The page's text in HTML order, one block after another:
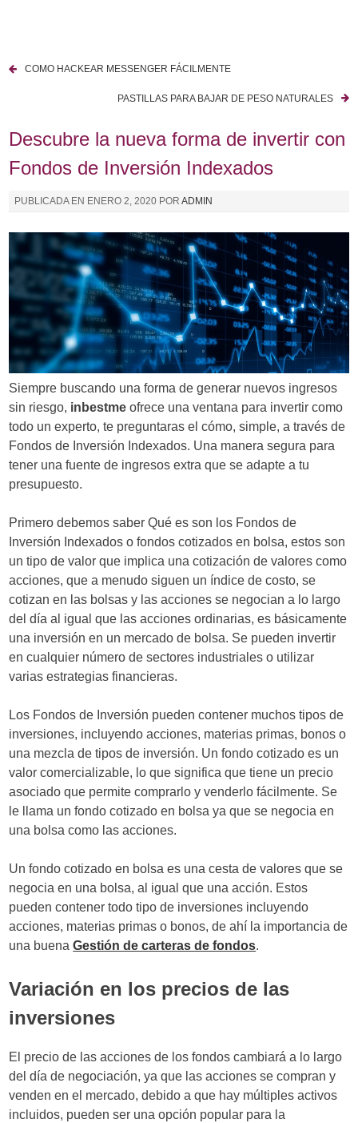
v
e
g
a
c
i
ó
n
d
e
e
n
t
r
a
d
a
s
COMO HACKEAR MESSENGER FÁCILMENTE
PASTILLAS PARA BAJAR DE PESO NATURALES
Descubre la nueva forma de invertir con
Fondos de Inversión Indexados
PUBLICADA EN ENERO 2, 2020 PORADMIN
Siempre buscando una forma de generar nuevos ingresos
sin riesgo, inbestme ofrece una ventana para invertir como
todo un experto, te preguntaras el cómo, simple, a través de
Fondos de Inversión Indexados. Una manera segura para
tener una fuente de ingresos extra que se adapte a tu
presupuesto.
Primero debemos saber Qué es son los Fondos de
Inversión Indexados o fondos cotizados en bolsa, estos son
un tipo de valor que implica una cotización de valores como
acciones, que a menudo siguen un índice de costo, se
cotizan en las bolsas y las acciones se negocian a lo largo
del día al igual que las acciones ordinarias, es básicamente
una inversión en un mercado de bolsa. Se pueden invertir
en cualquier número de sectores industriales o utilizar
varias estrategias financieras.
Los Fondos de Inversión pueden contener muchos tipos de
inversiones, incluyendo acciones, materias primas, bonos o
una mezcla de tipos de inversión. Un fondo cotizado es un
valor comercializable, lo que significa que tiene un precio
asociado que permite comprarlo y venderlo fácilmente. Se
le llama un fondo cotizado en bolsa ya que se negocia en
una bolsa como las acciones.
Un fondo cotizado en bolsa es una cesta de valores que se
negocia en una bolsa, al igual que una acción. Estos
pueden contener todo tipo de inversiones incluyendo
acciones, materias primas o bonos, de ahí la importancia de
una buenaGestión de carteras de fondos.
Variación en los precios de las
inversiones
El precio de las acciones de los fondos cambiará a lo largo
del día de negociación, ya que las acciones se compran y
venden en el mercado, debido a que hay múltiples activos
incluidos, pueden ser una opción popular para la